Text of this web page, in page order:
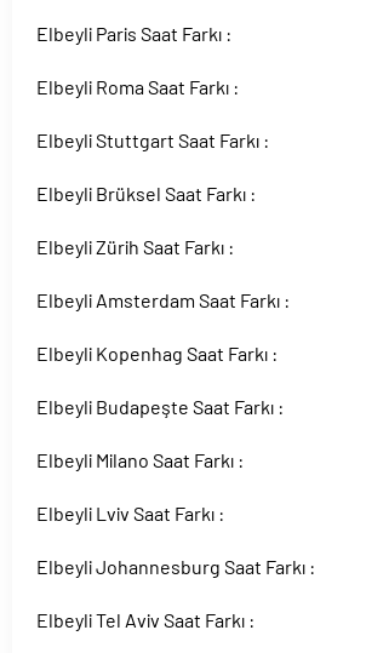
Elbeyli Paris Saat Farkı :
Elbeyli Roma Saat Farkı :
Elbeyli Stuttgart Saat Farkı :
Elbeyli Brüksel Saat Farkı :
Elbeyli Zürih Saat Farkı :
Elbeyli Amsterdam Saat Farkı :
Elbeyli Kopenhag Saat Farkı :
Elbeyli Budapeşte Saat Farkı :
Elbeyli Milano Saat Farkı :
Elbeyli Lviv Saat Farkı :
Elbeyli Johannesburg Saat Farkı :
Elbeyli Tel Aviv Saat Farkı :